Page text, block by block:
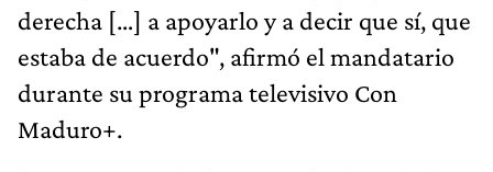
derecha […] a apoyarlo y a decir que sí, que
estaba de acuerdo", afirmó el mandatario
durante su programa televisivo Con
Maduro+.